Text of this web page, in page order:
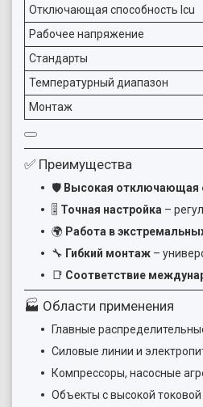
Отключающая способность Icu
Рабочее напряжение
Стандарты
Температурный диапазон
Монтаж
✅ Преимущества
🛡 Высокая отключающая
🎚 Точная настройка –
🌍 Работа в
🔧 Гибкий монтаж –
📑 Соответствие
🏭 Области применения
Главные
Силовые линии и
Компрессоры, насосные
Объекты с высокой токовой